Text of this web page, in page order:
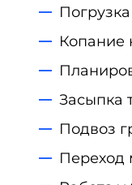
Копание
Засыпка
Подвоз
Переход